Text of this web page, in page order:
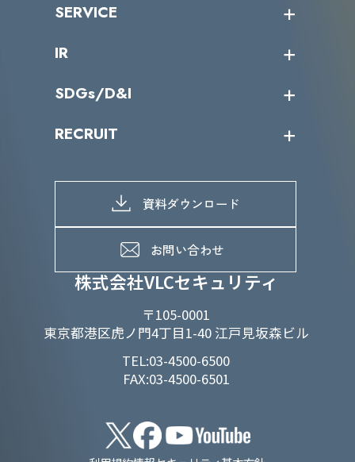
株式会社VLCセキュリティ
〒105-0001
東京都港区虎ノ門4丁目1-40 江戸見坂森ビル
TEL:03-4500-6500
FAX:03-4500-6501
ミッション／ビジョン
パートナー企業一覧
サイバーニュース
SERVICE
カテゴリー別サービス一覧
IR
IRカレンダー
IRライブラリー
よくあるご質問
SDGs/D&I
当グループのマテリアリティ
SDGs推進体制
D&Iの取り組み
RECRUIT
募集職種一覧
メッセージ
メンバーインタビュー
資料ダウンロード
お問い合わせ